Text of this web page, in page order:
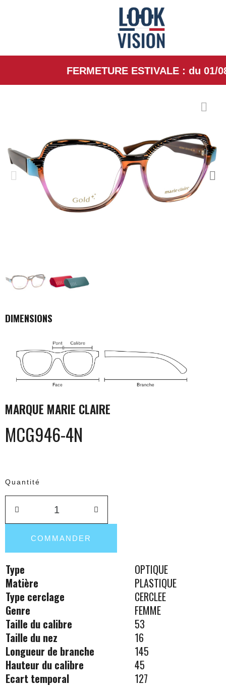
FERMETURE ESTIVALE : du 01/08/
DIMENSIONS
MARQUE MARIE CLAIRE
MCG946-4N
Quantité
COMMANDER
Type
OPTIQUE
Matière
PLASTIQUE
Type cerclage
CERCLEE
Genre
FEMME
Taille du calibre
53
Taille du nez
16
Longueur de branche
145
Hauteur du calibre
45
Ecart temporal
127